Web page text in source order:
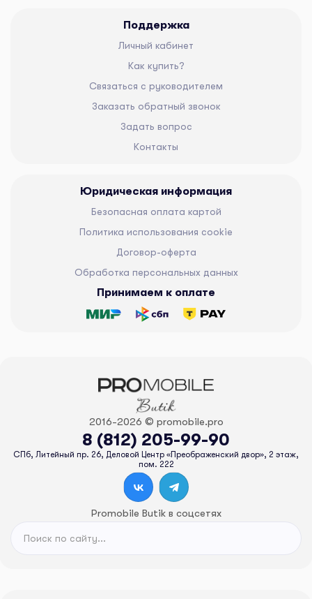
Поддержка
Личный кабинет
Как купить?
Связаться с руководителем
Заказать обратный звонок
Задать вопрос
Контакты
Юридическая информация
Безопасная оплата картой
Политика использования cookie
Договор-оферта
Обработка персональных данных
Принимаем к оплате
2016-2026 © promobile.pro
8 (812) 205-99-90
СПб, Литейный пр. 26, Деловой Центр «Преображенский двор», 2 этаж,
пом. 222
Promobile Butik в соцсетях